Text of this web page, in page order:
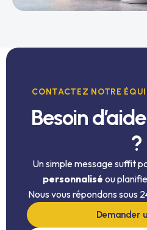
CONTACTEZ NOTRE
Besoin
?
Un simple message suffit
personnalisé ou
Nous vous répondons sous
Demander